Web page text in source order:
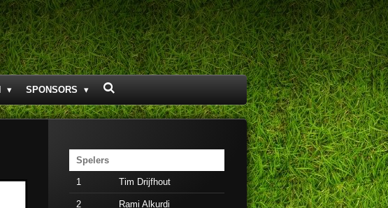
SPONSORS
Spelers
1 Tim Drijfhout
2 Rami Alkurdi